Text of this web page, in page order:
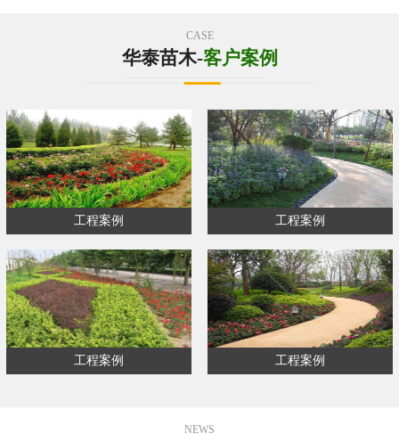
CASE
华泰苗木-客户案例
工程案例 工程案例
工程案例 工程案例
NEWS